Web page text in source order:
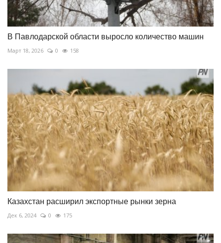
В Павлодарской области выросло количество машин
Март 18, 2026 0 158
Казахстан расширил экспортные рынки зерна
Дек 6, 2024 0 175